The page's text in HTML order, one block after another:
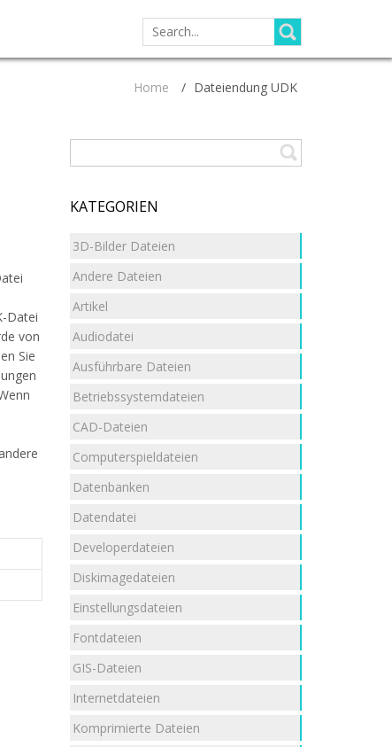
SEARCH
FOR:
Home / Dateiendung UDK
Datei
von
Sie
KATEGORIEN
3D-Bilder Dateien
Andere Dateien
Artikel
Audiodatei
Ausführbare Dateien
Betriebssystemdateien
CAD-Dateien
Computerspieldateien
Datenbanken
Datendatei
Developerdateien
Diskimagedateien
Einstellungsdateien
Fontdateien
GIS-Dateien
Internetdateien
Komprimierte Dateien